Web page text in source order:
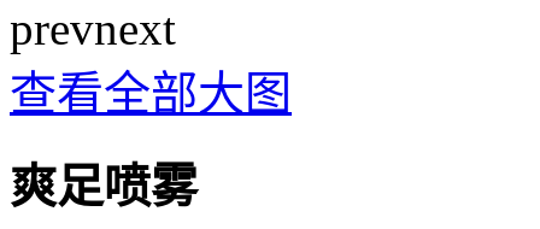
prevnext
查看全部大图
爽足喷雾